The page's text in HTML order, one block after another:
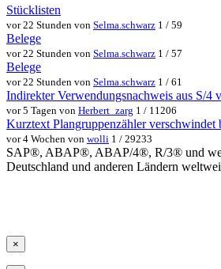
Stücklisten
vor 22 Stunden von Selma.schwarz 1 / 59
Belege
vor 22 Stunden von Selma.schwarz 1 / 57
Belege
vor 22 Stunden von Selma.schwarz 1 / 61
Indirekter Verwendungsnachweis aus S/4
vor 5 Tagen von Herbert_zarg 1 / 11206
Kurztext Plangruppenzähler
vor 4 Wochen von wolli 1 / 29233
SAP®, ABAP®, ABAP/4®, R/3® und
Deutschland und anderen Ländern
×